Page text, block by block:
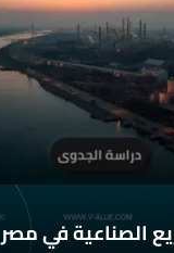
الصناعية في مصر